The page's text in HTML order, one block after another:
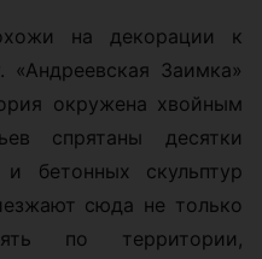
на декорации к
«Андреевская Заимка»
окружена хвойным
спрятаны десятки
бетонных скульптур
сюда не только
по территории,